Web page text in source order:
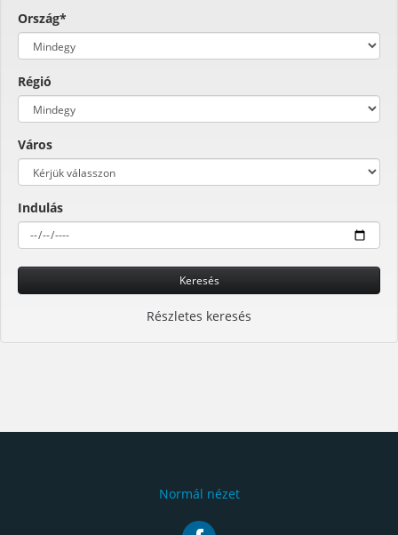
Ország*
Régió
Város
Indulás
Keresés
Részletes keresés
Normál nézet